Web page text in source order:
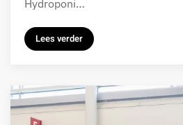
Hydroponi…
Lees verder